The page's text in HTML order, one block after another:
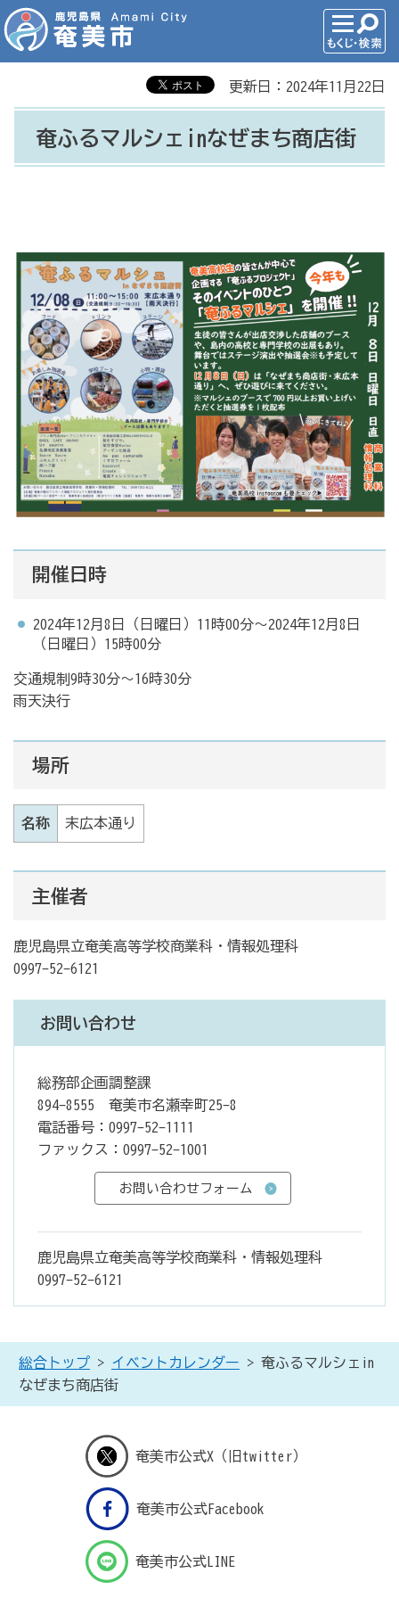
更新日：2024年11月22日
奄ふるマルシェinなぜまち商店街
開催日時
2024年12月8日（日曜日）11時00分～2024年12月8日
（日曜日）15時00分
交通規制9時30分～16時30分
雨天決行
場所
名称 末広本通り
主催者
鹿児島県立奄美高等学校商業科・情報処理科
0997-52-6121
お問い合わせ
総務部企画調整課
894-8555 奄美市名瀬幸町25-8
電話番号：0997-52-1111
ファックス：0997-52-1001
鹿児島県立奄美高等学校商業科・情報処理科
0997-52-6121
総合トップ > イベントカレンダー > 奄ふるマルシェin
なぜまち商店街
奄美市公式X（旧twitter）
奄美市公式Facebook
奄美市公式LINE